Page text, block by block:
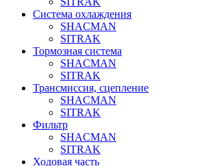
Система охлаждения
SHACMAN
SITRAK
Тормозная система
SHACMAN
SITRAK
Трансмиссия, сцепление
SHACMAN
SITRAK
Фильтр
SHACMAN
SITRAK
Ходовая часть